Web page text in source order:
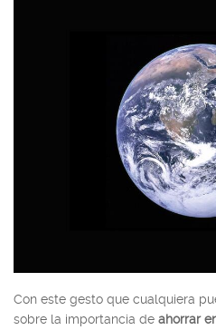
Con este gesto que cualquiera
sobre la importancia de ahorrar